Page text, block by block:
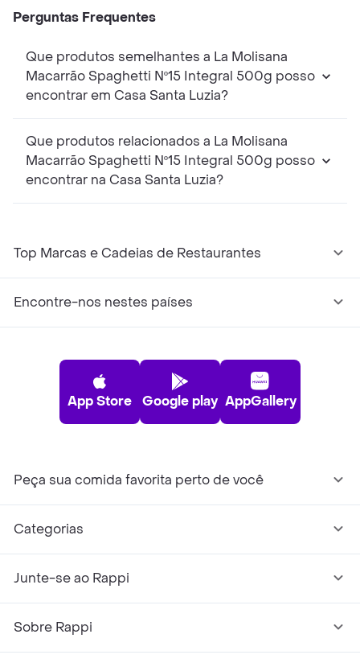
Perguntas Frequentes
Que produtos semelhantes a La Molisana
Macarrão Spaghetti Nº15 Integral 500g posso
encontrar em Casa Santa Luzia?
Que produtos relacionados a La Molisana
Macarrão Spaghetti Nº15 Integral 500g posso
encontrar na Casa Santa Luzia?
Top Marcas e Cadeias de Restaurantes
Encontre-nos nestes países
App Store Google play AppGallery
Peça sua comida favorita perto de você
Categorias
Junte-se ao Rappi
Sobre Rappi